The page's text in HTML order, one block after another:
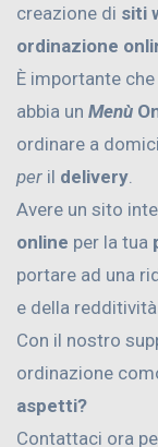
creazione di siti
ordinazione
È importante
abbia un Menù
ordinare a
per il delivery
Avere un sito
online per la tua
portare ad una
e della
Con il nostro
ordinazione
aspetti?
Contattaci ora